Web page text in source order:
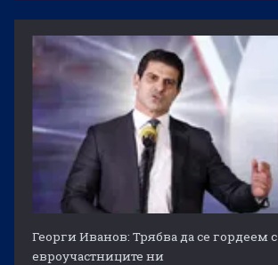
Георги Иванов: Трябва да се гордеем с
евроучастниците ни